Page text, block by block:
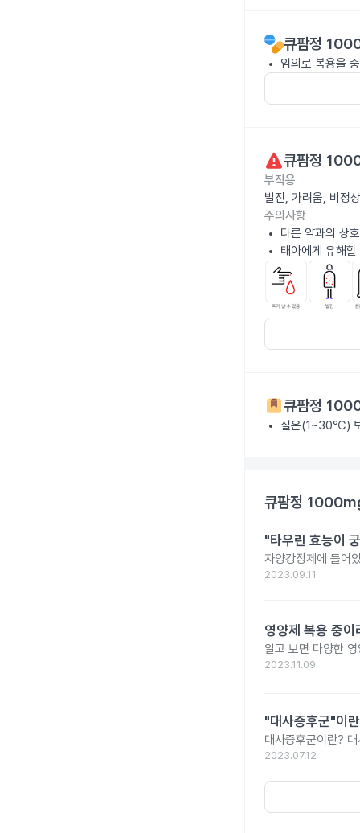
큐팜정
임의로 복용을
큐팜정
부작용
발진, 가려움, 비정
주의사항
다른 약과의 상
태아에게 유해
큐팜정
실온(1~30℃)
큐팜정
"타우린 효능이
자양강장제에 들어
2023.09.11
영양제 복용 중
알고 보면 다양한
2023.11.09
"대사증후군"이
대사증후군이란?
2023.07.12